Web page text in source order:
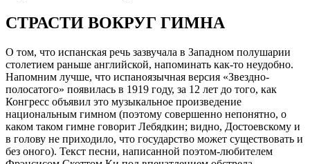
СТРАСТИ ВОКРУГ ГИМНА
О том, что испанская речь зазвучала в Западном полушарии
столетием раньше английской, напоминать как-то неудобно.
Напомним лучше, что испаноязычная версия «Звездно-
полосатого» появилась в 1919 году, за 12 лет до того, как
Конгресс объявил это музыкальное произведение
национальным гимном (поэтому совершенно непонятно, о
каком таком гимне говорит Лебядкин; видно, Достоевскому и
в голову не приходило, что государство может существовать и
без оного). Текст песни, написанной поэтом-любителем